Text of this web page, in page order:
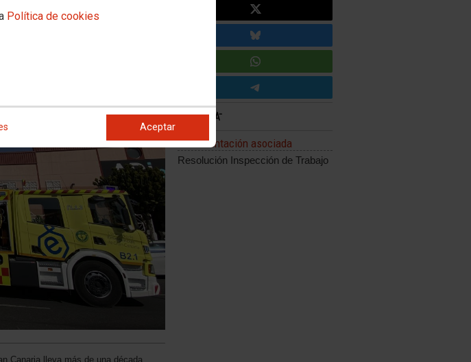
Política de cookies
Aceptar
Canaria lleva más de una década
Documentación asociada
Resolución Inspección de Trabajo